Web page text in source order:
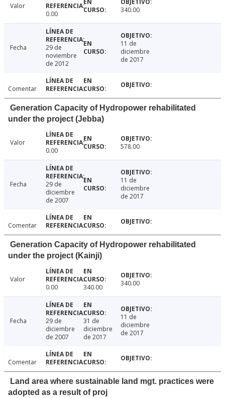
Valor
0.00
340.00
Fecha
29 de
noviembre
de 2012
11 de
diciembre
de 2017
Comentar
Generation Capacity of Hydropower rehabilitated
under the project (Jebba)
Valor
0.00
578.00
Fecha
29 de
diciembre
de 2007
11 de
diciembre
de 2017
Comentar
Generation Capacity of Hydropower rehabilitated
under the project (Kainji)
Valor
0.00
340.00 340.00
Fecha
29 de
diciembre
de 2007
31 de
diciembre
de 2017
11 de
diciembre
de 2017
Comentar
Land area where sustainable land mgt. practices were
adopted as a result of proj